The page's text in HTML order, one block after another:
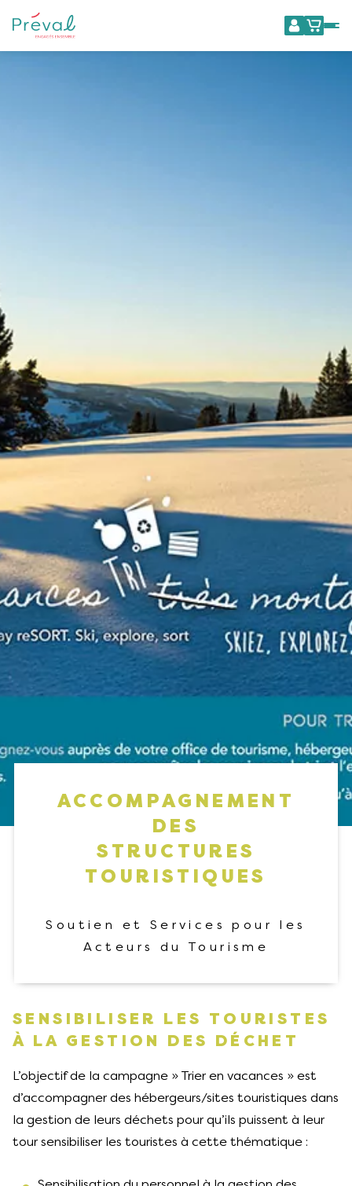
ACCOMPAGNEMENT
DES
STRUCTURES
TOURISTIQUES
Soutien et Services pour les
Acteurs du Tourisme
SENSIBILISER LES TOURISTES
À LA GESTION DES DÉCHET
L’objectif de la campagne » Trier en vacances » est
d’accompagner des hébergeurs/sites touristiques dans
la gestion de leurs déchets pour qu’ils puissent à leur
tour sensibiliser les touristes à cette thématique :